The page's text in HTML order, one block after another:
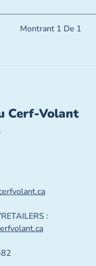
Montrant 1 De 1
Cerf-Volant
: